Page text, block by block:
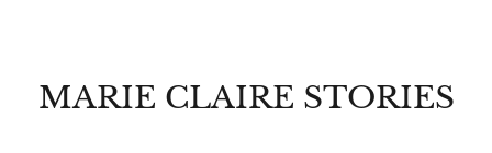
MARIE CLAIRE STORIES